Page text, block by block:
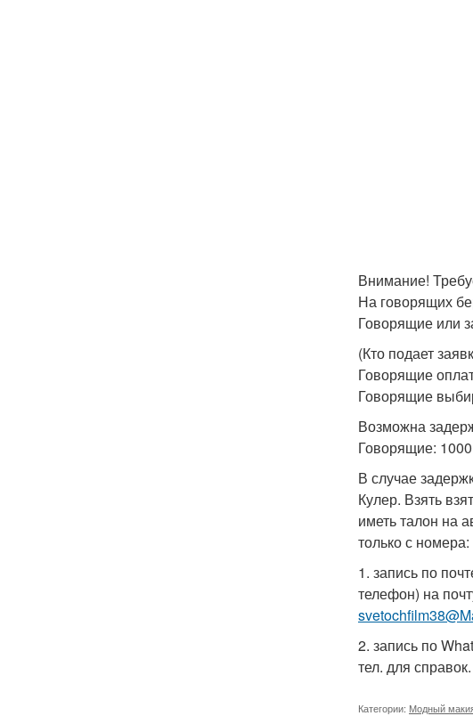
Внимание!
На говорящих
Говорящие или
(Кто подает
Говорящие
Говорящие
Возможна
Говорящие:
В случае
Кулер. Взять
иметь талон на
только с
1. запись по
телефон) на
2. запись по
тел. для
Категории: Модный